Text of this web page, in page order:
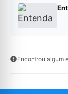
Encontrou algum